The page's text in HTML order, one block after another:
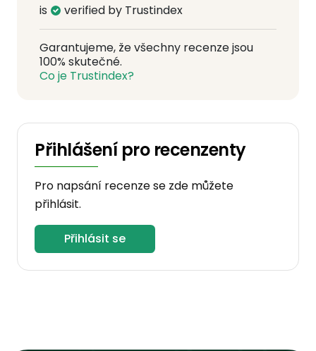
is verified by Trustindex
Garantujeme, že všechny recenze jsou
100% skutečné.
Co je Trustindex?
Přihlášení pro recenzenty
Pro napsání recenze se zde můžete
přihlásit.
Přihlásit se